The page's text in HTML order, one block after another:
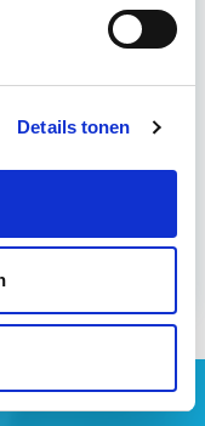
Details tonen
missen?